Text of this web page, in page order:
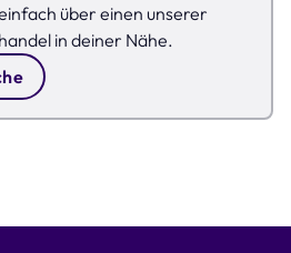
über einen unserer
in deiner Nähe.